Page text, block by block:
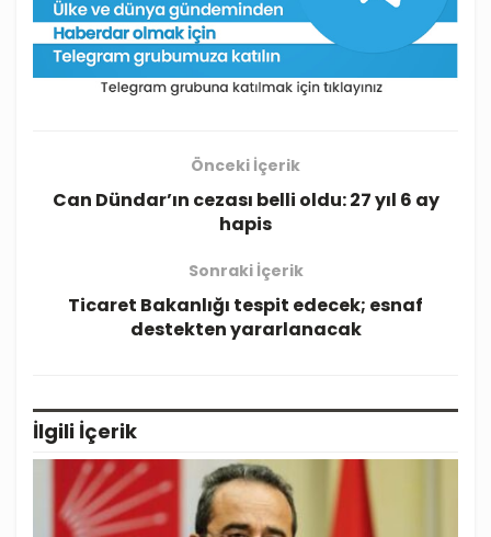
Önceki İçerik
Can Dündar’ın cezası belli oldu: 27 yıl 6 ay
hapis
Sonraki İçerik
Ticaret Bakanlığı tespit edecek; esnaf
destekten yararlanacak
İlgili İçerik